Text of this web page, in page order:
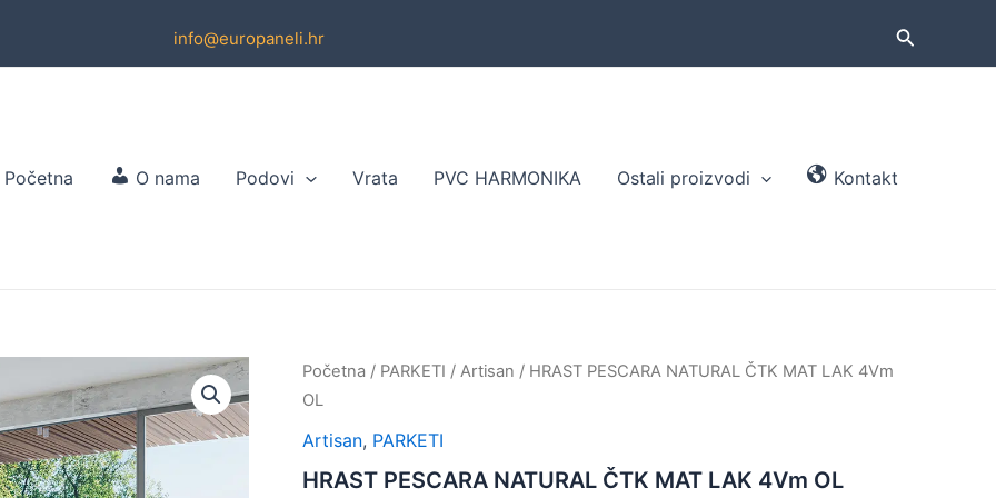
info@europaneli.hr Search
Početna O nama Podovi Vrata PVC HARMONIKA Ostali proizvodi Kontakt
Početna / PARKETI / Artisan / HRAST PESCARA NATURAL ČTK MAT LAK 4Vm
OL
Artisan, PARKETI
HRAST PESCARA NATURAL ČTK MAT LAK 4Vm OL